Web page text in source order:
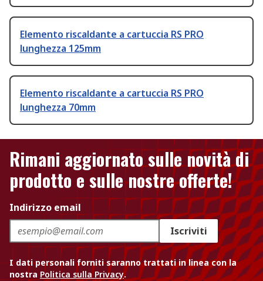
Elemento riscaldante a cartuccia RS PRO
lunghezza 125mm
Elemento riscaldante a cartuccia RS PRO
lunghezza 70mm
Rimani aggiornato sulle novità di
prodotto e sulle nostre offerte!
Indirizzo email
Iscriviti
I dati personali forniti saranno trattati in linea con la
nostra Politica sulla Privacy.